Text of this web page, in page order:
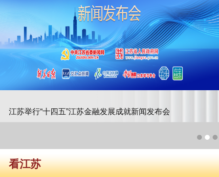
通，发现江苏。
江苏举行“十四五”江苏金融发展成就新闻发布会
看江苏